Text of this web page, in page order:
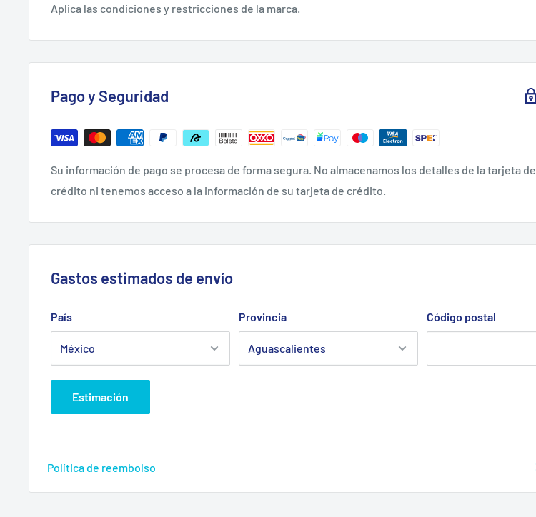
BENEFICIOS
LA PUNTA DE BOLA SE INSERTA en un tornillo en un ángulo de 25º.
AHORRA TIEMPO EN AJUSTAR rápidamente la herramienta en el tornillo.
USOS RECOMENDADOS.
49-2BPHD Llave hexagonal L bola 2mm HD
49-2.5BPHD
Llave hexagonal L bola 2.5mm HD
10
Aplica las condiciones y restricciones de la marca.
Pago y Seguridad
Su información de pago se procesa de forma segura. No almacenamos los detalles de la tarjeta de
crédito ni tenemos acceso a la información de su tarjeta de crédito.
Gastos estimados de envío
País Provincia Código postal
Estimación
Política de reembolso